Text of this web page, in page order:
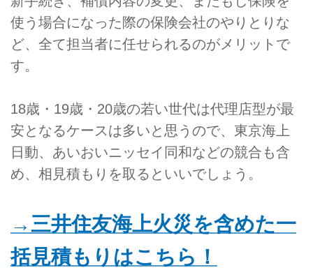
使う場合になった際の保険会社のやりとりな
ど、全て担当者に任せられるのがメリットで
す。
18歳・19歳・20歳の若い世代は代理店型が最
安となるケースは多いと思うので、東京海上
日動、あいおいニッセイ同和などの競合も含
め、相見積もりを取るといいでしょう。
→三井住友海上火災を含めた一
括見積もりはこちら！